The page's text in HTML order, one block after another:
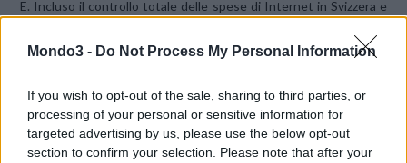
Mondo3 - Do Not Process My Personal Information
If you wish to opt-out of the sale, sharing to third parties, or
processing of your personal or sensitive information for
targeted advertising by us, please use the below opt-out
section to confirm your selection. Please note that after your
E. Incluso il controllo totale delle spese di Internet in Svizzera e